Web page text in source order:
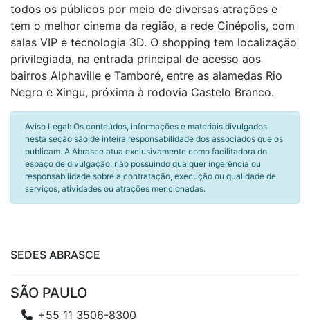
todos os públicos por meio de diversas atrações e
tem o melhor cinema da região, a rede Cinépolis, com
salas VIP e tecnologia 3D. O shopping tem localização
privilegiada, na entrada principal de acesso aos
bairros Alphaville e Tamboré, entre as alamedas Rio
Negro e Xingu, próxima à rodovia Castelo Branco.
Aviso Legal: Os conteúdos, informações e materiais divulgados
nesta seção são de inteira responsabilidade dos associados que os
publicam. A Abrasce atua exclusivamente como facilitadora do
espaço de divulgação, não possuindo qualquer ingerência ou
responsabilidade sobre a contratação, execução ou qualidade de
serviços, atividades ou atrações mencionadas.
SEDES ABRASCE
SÃO PAULO
+55 11 3506-8300